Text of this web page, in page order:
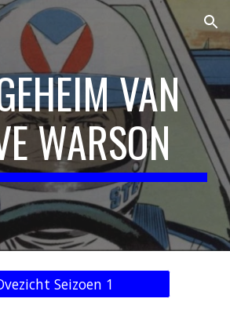
Skip to navigation
VAN
WARSON
Seizoen 1